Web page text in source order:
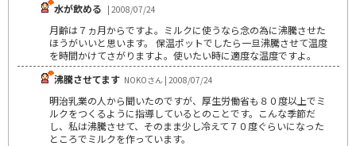
水が飲める | 2008/07/24
月齢は７ヵ月からですよ。ミルクに使うなら念の為に沸騰させた
ほうがいいと思います。 保温ポットでしたら一旦沸騰させて温度
を時間かけてさがりますよ。使いたい時に適度な温度ですよ。
沸騰させてます NOKOさん | 2008/07/24
明治乳業の人から聞いたのですが、厚生労働省も８０度以上でミ
ルクをつくるように指導しているとのことです。こんな季節だ
し、私は沸騰させて、そのまま少し冷えて７０度ぐらいになった
ところでミルクを作っています。